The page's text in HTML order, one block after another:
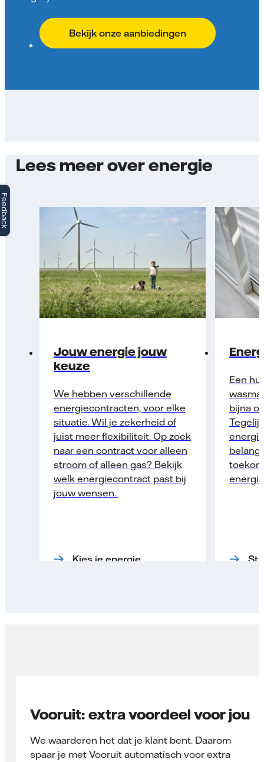
Bekijk onze aanbiedingen
Lees meer over energie
Jouw energie jouw
keuze
We hebben verschillende
energiecontracten, voor elke
situatie. Wil je zekerheid of
juist meer flexibiliteit. Op zoek
naar een contract voor alleen
stroom of alleen gas? Bekijk
welk energiecontract past bij
jouw wensen.
Kies je energie
Een
bijna
Vooruit: extra voordeel voor jou
We waarderen het dat je klant bent. Daarom
spaar je met Vooruit automatisch voor extra
Feedback